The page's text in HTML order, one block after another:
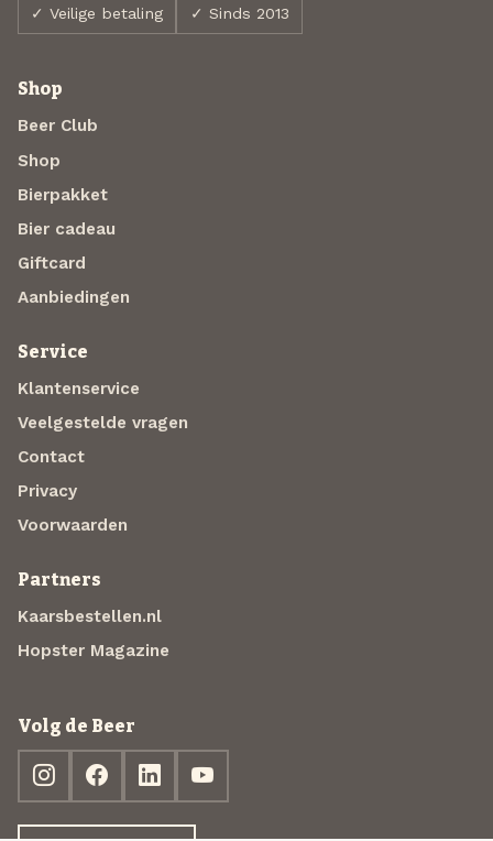
✓ Veilige betaling ✓ Sinds 2013
Shop
Beer Club
Shop
Bierpakket
Bier cadeau
Giftcard
Aanbiedingen
Service
Klantenservice
Veelgestelde vragen
Contact
Privacy
Voorwaarden
Partners
Kaarsbestellen.nl
Hopster Magazine
Volg de Beer